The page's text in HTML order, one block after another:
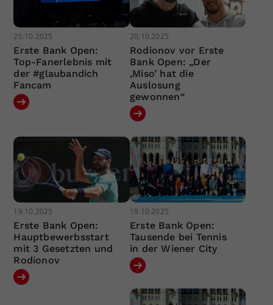
20.10.2025
Erste Bank Open:
Top-Fanerlebnis mit
der #glaubandich
Fancam
20.10.2025
Rodionov vor Erste
Bank Open: „Der
‚Miso’ hat die
Auslosung
gewonnen“
19.10.2025
Erste Bank Open:
Hauptbewerbsstart
mit 3 Gesetzten und
Rodionov
19.10.2025
Erste Bank Open:
Tausende bei Tennis
in der Wiener City